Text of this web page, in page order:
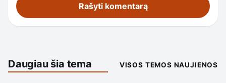
Daugiau šia tema VISOS TEMOS NAUJIENOS